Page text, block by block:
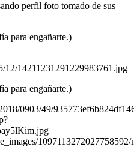
perfil foto tomado de sus
para engañarte.)
12/14211231291229983761.jpg
para engañarte.)
0903/49/